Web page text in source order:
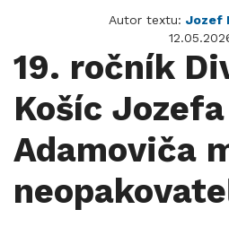
Autor textu: Jozef
19. ročník
Košíc Jozefa
Adamoviča